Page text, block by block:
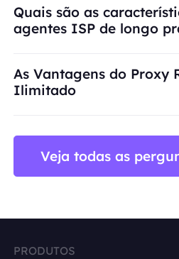
A BestProxy não oferece
Quais são as
agentes ISP de longo
As Vantagens do Proxy
Ilimitado
Veja todas as
PRODUTOS